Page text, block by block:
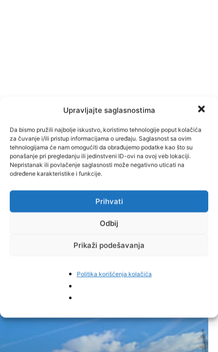
Upravljajte saglasnostima
Da bismo pružili najbolje iskustvo, koristimo tehnologije poput kolačića
za čuvanje i/ili pristup informacijama o uređaju. Saglasnost sa ovim
tehnologijama će nam omogućiti da obrađujemo podatke kao što su
ponašanje pri pregledanju ili jedinstveni ID-ovi na ovoj veb lokaciji.
Nepristanak ili povlačenje saglasnosti može negativno uticati na
određene karakteristike i funkcije.
Prihvati
Odbij
Prikaži podešavanja
Politika korišćenja kolačića
Najnovije vijesti